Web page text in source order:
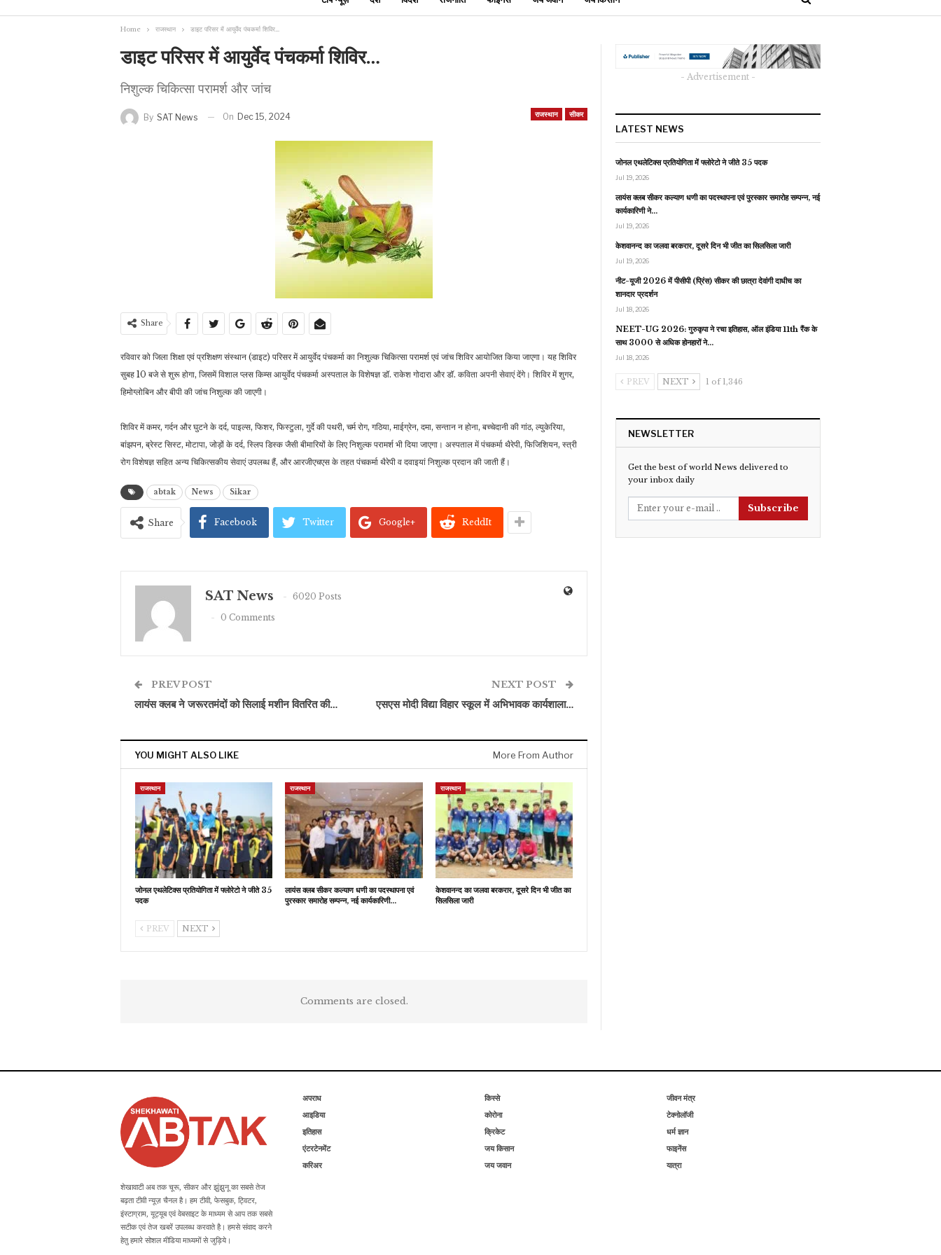
Home राजस्थान डाइट परिसर में आयुर्वेद पंचकर्मा शिविर…
डाइट परिसर में आयुर्वेद पंचकर्मा शिविर…
निशुल्क चिकित्सा परामर्श और जांच
राजस्थान सीकर
By SAT News On Dec 15, 2024
Share
रविवार को जिला शिक्षा एवं प्रशिक्षण संस्थान (डाइट) परिसर में आयुर्वेद पंचकर्मा का निशुल्क चिकित्सा परामर्श एवं जांच शिविर आयोजित किया जाएगा। यह शिविर
सुबह 10 बजे से शुरू होगा, जिसमें विशाल प्लस किम्स आयुर्वेद पंचकर्मा अस्पताल के विशेषज्ञ डॉ. राकेश गोदारा और डॉ. कविता अपनी सेवाएं देंगे। शिविर में शुगर,
हिमोग्लोबिन और बीपी की जांच निशुल्क की जाएगी।
शिविर में कमर, गर्दन और घुटने के दर्द, पाइल्स, फिशर, फिस्टुला, गुर्दे की पथरी, चर्म रोग, गठिया, माईग्रेन, दमा, सन्तान न होना, बच्चेदानी की गांठ, ल्युकेरिया,
बांझपन, ब्रेस्ट सिस्ट, मोटापा, जोड़ों के दर्द, स्लिप डिस्क जैसी बीमारियों के लिए निशुल्क परामर्श भी दिया जाएगा। अस्पताल में पंचकर्मा थैरेपी, फिजिशियन, स्त्री
रोग विशेषज्ञ सहित अन्य चिकित्सकीय सेवाएं उपलब्ध हैं, और आरजीएचएस के तहत पंचकर्मा थैरेपी व दवाइयां निशुल्क प्रदान की जाती हैं।
abtak News Sikar
Share Facebook Twitter Google+ ReddIt
SAT News
6020 Posts
0 Comments
PREV POST
लायंस क्लब ने जरूरतमंदों को सिलाई मशीन वितरित की…
NEXT POST
एसएस मोदी विद्या विहार स्कूल में अभिभावक कार्यशाला…
YOU MIGHT ALSO LIKE More From Author
राजस्थान
जोनल एथलेटिक्स प्रतियोगिता में फ्लोरेटो ने जीते 35
पदक
राजस्थान
लायंस क्लब सीकर कल्याण धणी का पदस्थापना एवं
पुरस्कार समारोह सम्पन्न, नई कार्यकारिणी…
राजस्थान
केशवानन्द का जलवा बरकरार, दूसरे दिन भी जीत का
सिलसिला जारी
PREV NEXT
Comments are closed.
- Advertisement -
LATEST NEWS
जोनल एथलेटिक्स प्रतियोगिता में फ्लोरेटो ने जीते 35 पदक
Jul 19, 2026
लायंस क्लब सीकर कल्याण धणी का पदस्थापना एवं पुरस्कार समारोह सम्पन्न, नई
कार्यकारिणी ने…
Jul 19, 2026
केशवानन्द का जलवा बरकरार, दूसरे दिन भी जीत का सिलसिला जारी
Jul 19, 2026
नीट-यूजी 2026 में पीसीपी (प्रिंस) सीकर की छात्रा देवांगी दाधीच का
शानदार प्रदर्शन
Jul 18, 2026
NEET-UG 2026: गुरुकृपा ने रचा इतिहास, ऑल इंडिया 11th रैंक के
साथ 3000 से अधिक होनहारों ने…
Jul 18, 2026
PREV NEXT 1 of 1,346
NEWSLETTER
Get the best of world News delivered to
your inbox daily
Subscribe
शेखावाटी अब तक चूरू, सीकर और झुंझुनू का सबसे तेज
बढ़ता टीवी न्यूज़ चैनल है। हम टीवी, फेसबुक, ट्विटर,
इंस्टाग्राम, यूट्यूब एवं वेबसाइट के माध्यम से आप तक सबसे
सटीक एवं तेज खबरें उपलब्ध करवाते है। हमसे संवाद करने
हेतु हमारे सोशल मीडिया माध्यमों से जुड़िये।
अपराध
आइडिया
इतिहास
एंटरटेनमेंट
करिअर
किस्से
कोरोना
क्रिकेट
जय किसान
जय जवान
जीवन मंत्र
टेक्नोलॉजी
धर्म ज्ञान
फाइनेंस
यात्रा